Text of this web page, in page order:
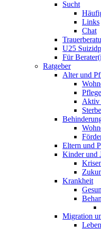
Sucht
Links
Chat
U25
Für
Ratgeber
Alter und
Pflege
Aktiv
Eltern und
Kinder und
Krankheit
Migration